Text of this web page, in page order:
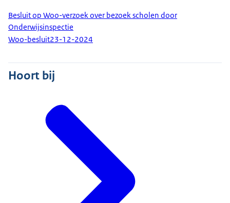
Besluit op Woo-verzoek over bezoek scholen door
Onderwijsinspectie
Woo-besluit23-12-2024
Hoort bij